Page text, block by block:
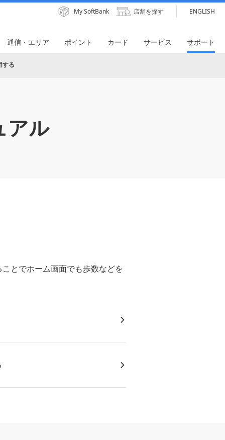
My SoftBank 店舗を探す ENGLISH
通信・エリア ポイント カード サービス サポート
する
アル
とでホーム画面でも歩数などを